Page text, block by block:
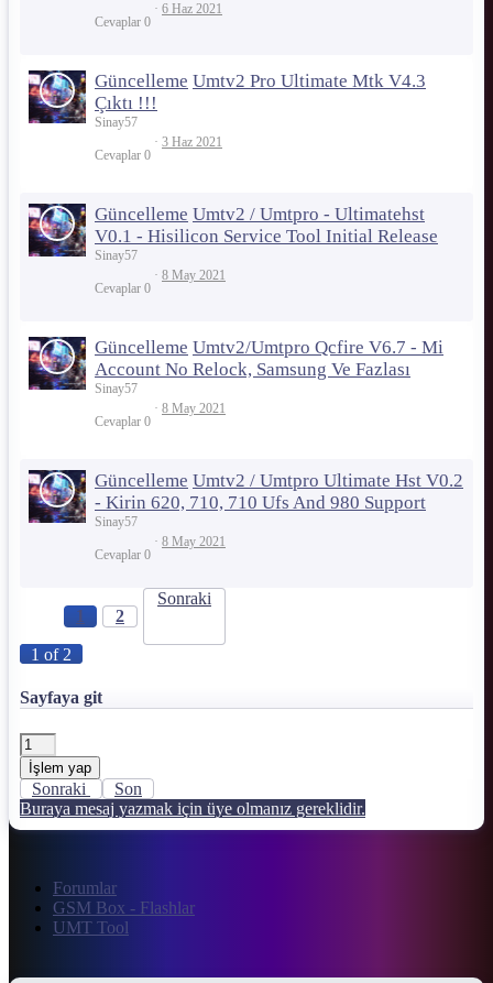
Cevaplar 0
6 Haz 2021
Güncelleme Umtv2 Pro Ultimate Mtk V4.3
Çıktı !!!
Sinay57
Cevaplar 0
3 Haz 2021
Güncelleme Umtv2 / Umtpro - Ultimatehst
V0.1 - Hisilicon Service Tool Initial Release
Sinay57
Cevaplar 0
8 May 2021
Güncelleme Umtv2/Umtpro Qcfire V6.7 - Mi
Account No Relock, Samsung Ve Fazlası
Sinay57
Cevaplar 0
8 May 2021
Güncelleme Umtv2 / Umtpro Ultimate Hst V0.2
- Kirin 620, 710, 710 Ufs And 980 Support
Sinay57
Cevaplar 0
8 May 2021
1 2
Sonraki
1 of 2
Sayfaya git
İşlem yap
Sonraki
Son
Buraya mesaj yazmak için üye olmanız gereklidir.
Forumlar
GSM Box - Flashlar
UMT Tool